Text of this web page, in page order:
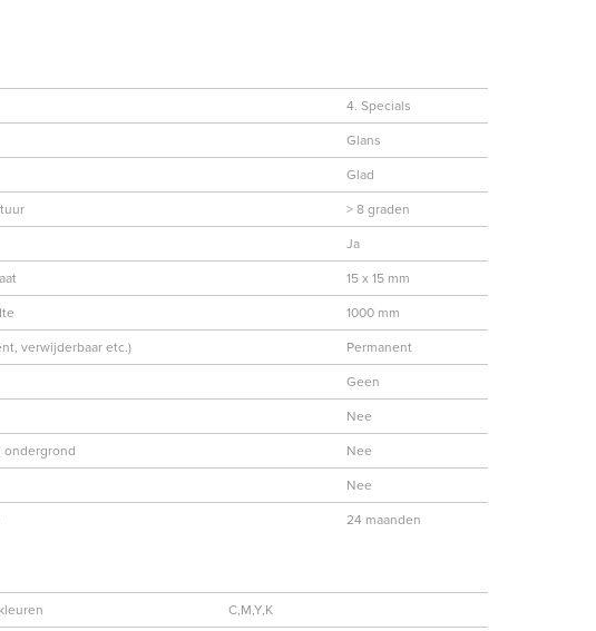
4. Specials
Glans
Glad
> 8 graden
Ja
15 x 15 mm
1000 mm
verwijderbaar etc.)
Permanent
Geen
Nee
ondergrond
Nee
Nee
24 maanden
C,M,Y,K